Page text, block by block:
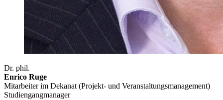
Dr. phil.
Enrico Ruge
Mitarbeiter im Dekanat (Projekt- und Veranstaltungsmanagement)
Studiengangmanager